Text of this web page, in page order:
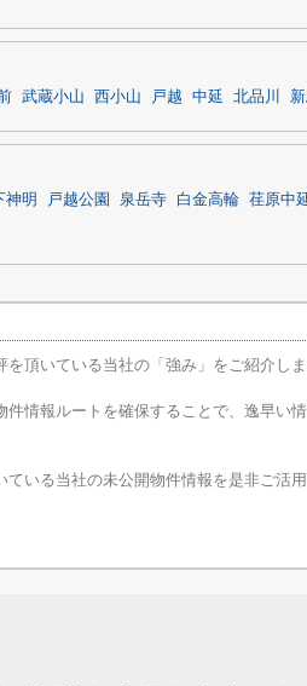
武蔵小山 西小山 戸越 中延 北品川
神明 戸越公園 泉岳寺 白金高輪 荏原中
頂いている当社の「強み」をご紹介しま
情報ルートを確保することで、逸早い
いる当社の未公開物件情報を是非ご活用